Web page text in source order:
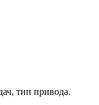
тип привода.